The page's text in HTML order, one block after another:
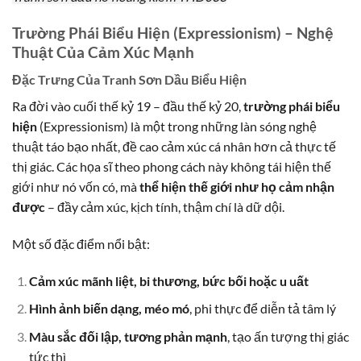
Trường Phái Biểu Hiện (Expressionism) – Nghệ
Thuật Của Cảm Xúc Mạnh
Đặc Trưng Của Tranh Sơn Dầu Biểu Hiện
Ra đời vào cuối thế kỷ 19 – đầu thế kỷ 20,trường phái biểu
hiện (Expressionism) là một trong những làn sóng nghệ
thuật táo bạo nhất, đề cao cảm xúc cá nhân hơn cả thực tế
thị giác. Các họa sĩ theo phong cách này không tái hiện thế
giới như nó vốn có, màthể hiện thế giới như họ cảm nhận
được – đầy cảm xúc, kịch tính, thậm chí là dữ dội.
Một số đặc điểm nổi bật:
Cảm xúc mãnh liệt, bi thương, bức bối hoặc u uất
Hình ảnh biến dạng, méo mó, phi thực để diễn tả tâm lý
Màu sắc đối lập, tương phản mạnh, tạo ấn tượng thị giác
tức thì